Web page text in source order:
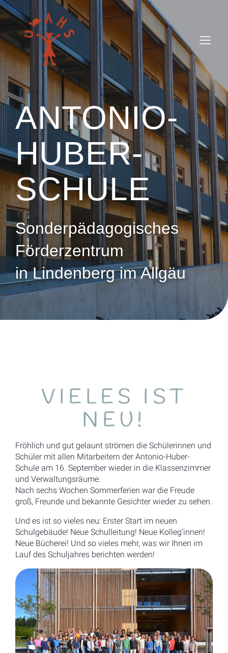
ANTONIO-
HUBER-
SCHULE
Sonderpädagogisches
Förderzentrum
in Lindenberg im Allgäu
VIELES IST
NEU!
Fröhlich und gut gelaunt strömen die Schülerinnen und
Schüler mit allen Mitarbeitern der Antonio-Huber-
Schule am 16. September wieder in die Klassenzimmer
und Verwaltungsräume.
Nach sechs Wochen Sommerferien war die Freude
groß, Freunde und bekannte Gesichter wieder zu sehen.
Und es ist so vieles neu: Erster Start im neuen
Schulgebäude! Neue Schulleitung! Neue Kolleg’innen!
Neue Bücherei! Und so vieles mehr, was wir Ihnen im
Lauf des Schuljahres berichten werden!